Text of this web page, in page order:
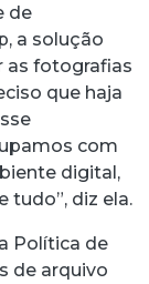
de
a solução
as fotografias
que haja
com
digital,
tudo”, diz ela.
Política de
de arquivo